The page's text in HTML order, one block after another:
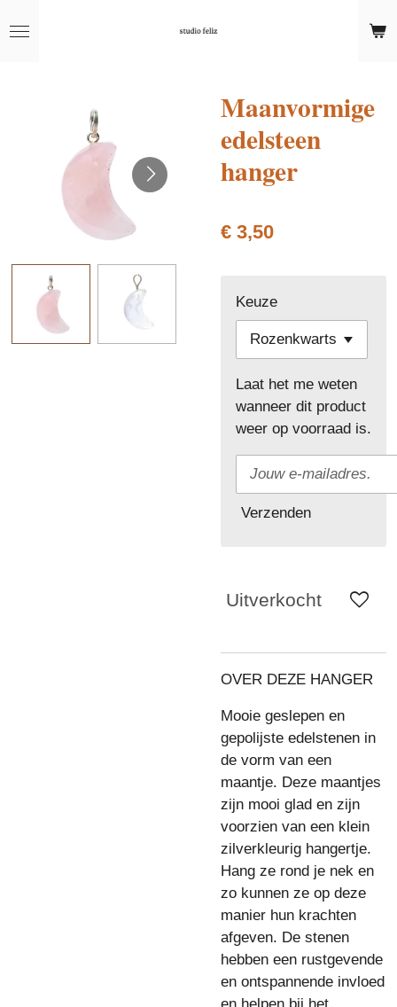
direct
hoofdinhoud
Maanvormige
edelsteen
hanger
€ 3,50
Keuze
Laat het me weten
wanneer dit product
weer op voorraad is.
Verzenden
Uitverkocht
OVER DEZE HANGER
Mooie geslepen en
gepolijste edelstenen in
de vorm van een
maantje. Deze maantjes
zijn mooi glad en zijn
voorzien van een klein
zilverkleurig hangertje.
Hang ze rond je nek en
zo kunnen ze op deze
manier hun krachten
afgeven. De stenen
hebben een rustgevende
en ontspannende invloed